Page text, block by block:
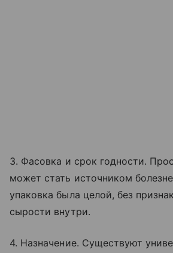
3. Фасовка и срок годности.
может стать источником
упаковка была целой, без
сырости внутри.
4. Назначение. Существуют